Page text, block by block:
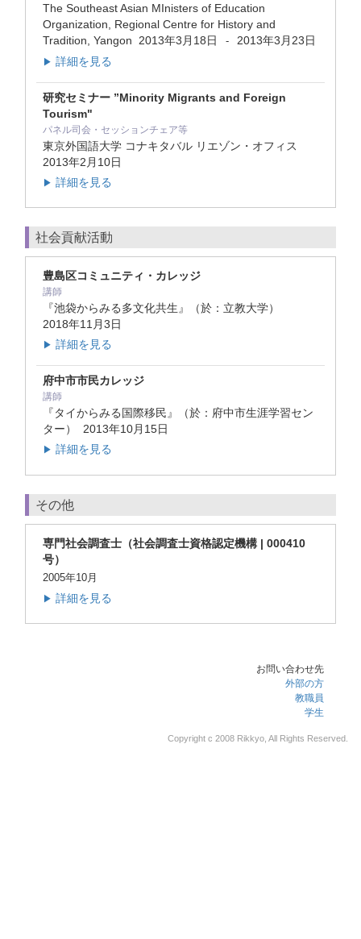
The Southeast Asian MInisters of Education
Organization, Regional Centre for History and
Tradition, Yangon 2013年3月18日 - 2013年3月23日
▶ 詳細を見る
研究セミナー ”Minority Migrants and Foreign
Tourism"
パネル司会・セッションチェア等
東京外国語大学 コナキタバル リエゾン・オフィス
2013年2月10日
▶ 詳細を見る
社会貢献活動
豊島区コミュニティ・カレッジ
講師
『池袋からみる多文化共生』（於：立教大学）
2018年11月3日
▶ 詳細を見る
府中市市民カレッジ
講師
『タイからみる国際移民』（於：府中市生涯学習セン
ター） 2013年10月15日
▶ 詳細を見る
その他
専門社会調査士（社会調査士資格認定機構 | 000410
号）
2005年10月
▶ 詳細を見る
お問い合わせ先
外部の方
教職員
学生
Copyright c 2008 Rikkyo, All Rights Reserved.